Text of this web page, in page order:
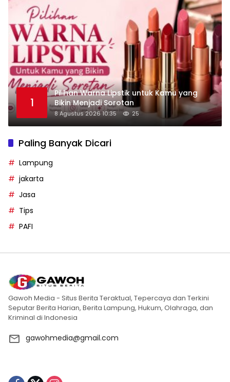
1
Pilihan Warna Lipstik untuk Kamu yang
Bikin Menjadi Sorotan
8 Agustus 2026 10:35 25
Paling Banyak Dicari
Lampung
jakarta
Jasa
Tips
PAFI
Gawoh Media - Situs Berita Teraktual, Tepercaya dan Terkini
Seputar Berita Harian, Berita Lampung, Hukum, Olahraga, dan
Kriminal di Indonesia
gawohmedia@gmail.com